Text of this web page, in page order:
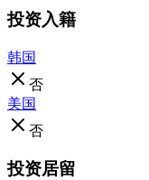
投资入籍
韩国
否
美国
否
投资居留